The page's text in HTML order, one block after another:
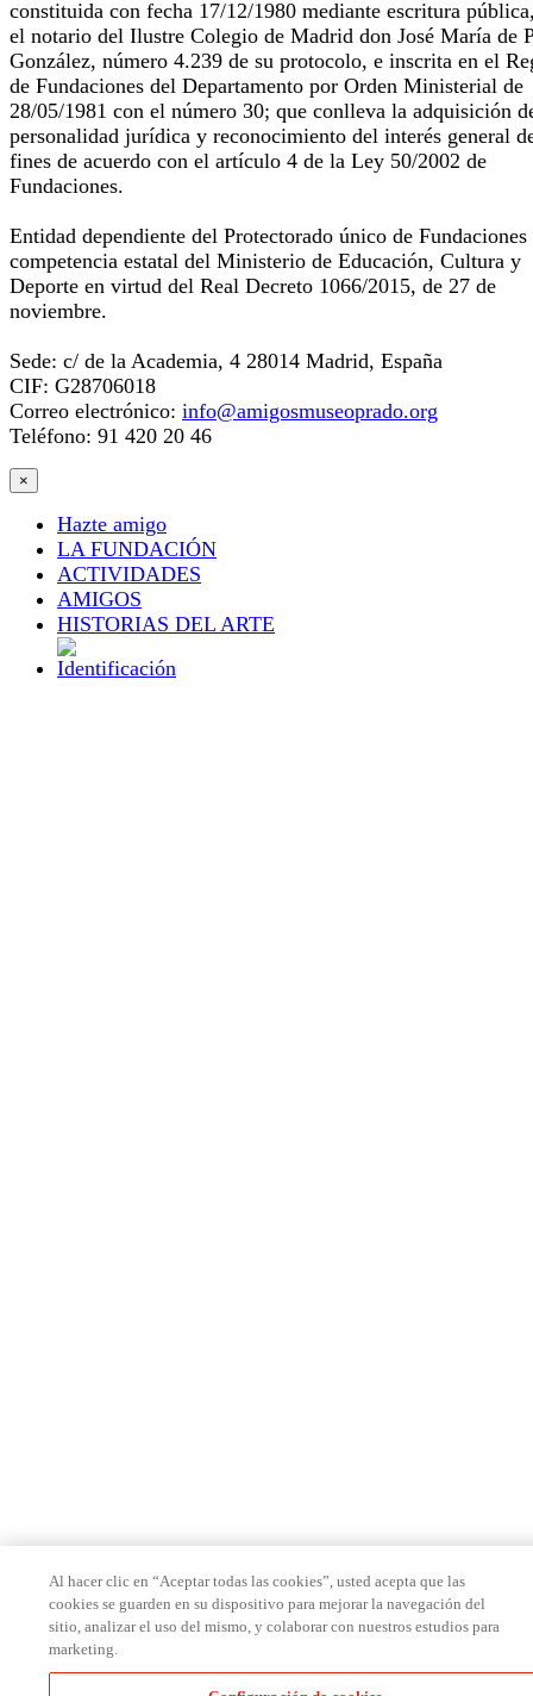
constituida con fecha 17/12/1980 mediante escritura
el notario del Ilustre Colegio de Madrid don José María de
González, número 4.239 de su protocolo, e inscrita en el
de Fundaciones del Departamento por Orden Ministerial de
28/05/1981 con el número 30; que conlleva la adquisición
personalidad jurídica y reconocimiento del interés general
fines de acuerdo con el artículo 4 de la Ley 50/2002 de
Fundaciones.
Entidad dependiente del Protectorado único de Fundaciones
competencia estatal del Ministerio de Educación, Cultura y
Deporte en virtud del Real Decreto 1066/2015, de 27 de
noviembre.
Sede: c/ de la Academia, 4 28014 Madrid, España
CIF: G28706018
Correo electrónico: info@amigosmuseoprado.org
Teléfono: 91 420 20 46
×
Hazte amigo
LA FUNDACIÓN
ACTIVIDADES
AMIGOS
HISTORIAS DEL ARTE
Al hacer clic en “Aceptar todas las cookies”, usted acepta que las
cookies se guarden en su dispositivo para mejorar la navegación del
sitio, analizar el uso del mismo, y colaborar con nuestros estudios para
marketing.